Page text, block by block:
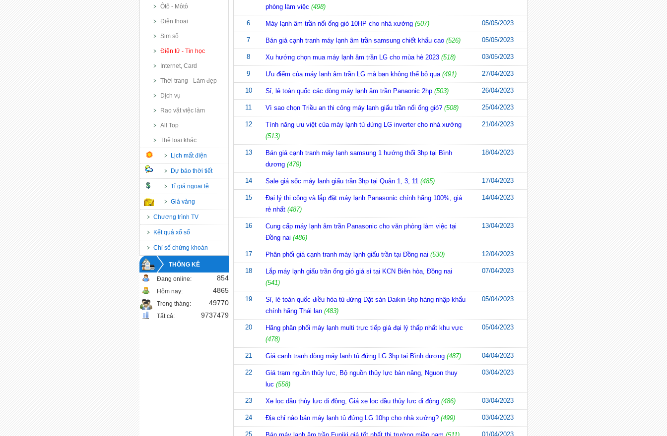
Ôtô - Môtô
Điện thoại
Sim số
Điện tử - Tin học
Internet, Card
Thời trang - Làm đẹp
Dịch vụ
Rao vặt việc làm
All Top
Thể loại khác
Lịch mất điện
Dự báo thời tiết
Tỉ giá ngoại tệ
Giá vàng
Chương trình TV
Kết quả xổ số
Chỉ số chứng khoán
THỐNG KÊ
Đang online: 854
Hôm nay: 4865
Trong tháng: 49770
Tất cả: 9737479
phòng làm việc (498)
6 Máy lạnh âm trần nối ống gió 10HP cho nhà xưởng (507) 05/05/2023
7 Bán giá cạnh tranh máy lạnh âm trần samsung chiết khấu cao (526) 05/05/2023
8 Xu hướng chọn mua máy lạnh âm trần LG cho mùa hè 2023 (518) 03/05/2023
9 Ưu điểm của máy lạnh âm trần LG mà bạn không thể bỏ qua (491) 27/04/2023
10 Sỉ, lẻ toàn quốc các dòng máy lạnh âm trần Panaonic 2hp (503) 26/04/2023
11 Vì sao chọn Triều an thi công máy lạnh giấu trần nối ống gió? (508) 25/04/2023
12
Tính năng ưu việt của máy lạnh tủ đứng LG inverter cho nhà xưởng
(513)
21/04/2023
13
Bán giá cạnh tranh máy lạnh samsung 1 hướng thổi 3hp tại Bình
dương (479)
18/04/2023
14 Sale giá sốc máy lạnh giấu trần 3hp tại Quận 1, 3, 11 (485) 17/04/2023
15
Đại lý thi công và lắp đặt máy lạnh Panasonic chính hãng 100%, giá
rẻ nhất (487)
14/04/2023
16
Cung cấp máy lạnh âm trần Panasonic cho văn phòng làm việc tại
Đồng nai(486)
13/04/2023
17 Phân phối giá cạnh tranh máy lạnh giấu trần tại Đồng nai (530) 12/04/2023
18
Lắp máy lạnh giấu trần ống gió giá sỉ tại KCN Biên hòa, Đồng nai
(541)
07/04/2023
19
Sỉ, lẻ toàn quốc điều hòa tủ đứng Đặt sàn Daikin 5hp hàng nhập khẩu
chính hãng Thái lan (483)
05/04/2023
20
Hãng phân phối máy lạnh multi trực tiếp giá đại lý thấp nhất khu vực
(478)
05/04/2023
21 Giá cạnh tranh dòng máy lạnh tủ đứng LG 3hp tại Bình dương (487) 04/04/2023
22
Giá trạm nguồn thủy lực, Bộ nguồn thủy lực bàn nâng, Nguon thuy
luc (558)
03/04/2023
23 Xe lọc dầu thủy lực di động, Giá xe lọc dầu thủy lực di động(486) 03/04/2023
24 Địa chỉ nào bán máy lạnh tủ đứng LG 10hp cho nhà xưởng? (499) 03/04/2023
25 01/04/2023